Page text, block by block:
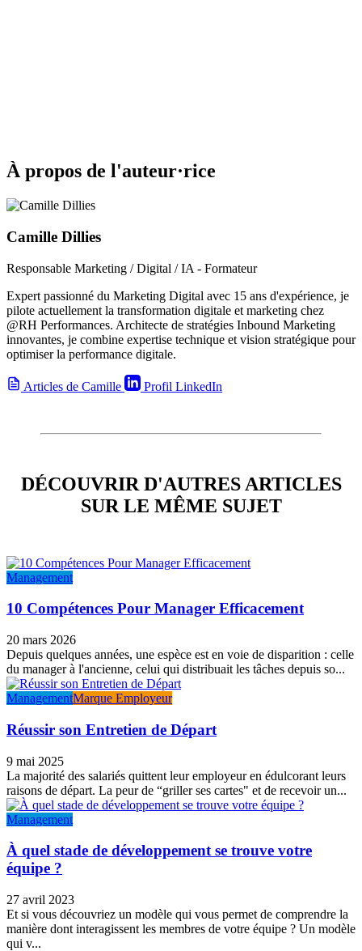
À propos de l'auteur·rice
Camille Dillies
Responsable Marketing / Digital / IA - Formateur
Expert passionné du Marketing Digital avec 15 ans d'expérience, je
pilote actuellement la transformation digitale et marketing chez
@RH Performances. Architecte de stratégies Inbound Marketing
innovantes, je combine expertise technique et vision stratégique pour
optimiser la performance digitale.
Articles de Camille Profil LinkedIn
DÉCOUVRIR D'AUTRES ARTICLES
SUR LE MÊME SUJET
Management
10 Compétences Pour Manager Efficacement
20 mars 2026
Depuis quelques années, une espèce est en voie de disparition : celle
du manager à l'ancienne, celui qui distribuait les tâches depuis so...
ManagementMarque Employeur
Réussir son Entretien de Départ
9 mai 2025
La majorité des salariés quittent leur employeur en édulcorant leurs
raisons de départ. La peur de “griller ses cartes" et de recevoir un...
Management
À quel stade de développement se trouve votre
équipe ?
27 avril 2023
Et si vous découvriez un modèle qui vous permet de comprendre la
manière dont interagissent les membres de votre équipe ? Un modèle
qui v...